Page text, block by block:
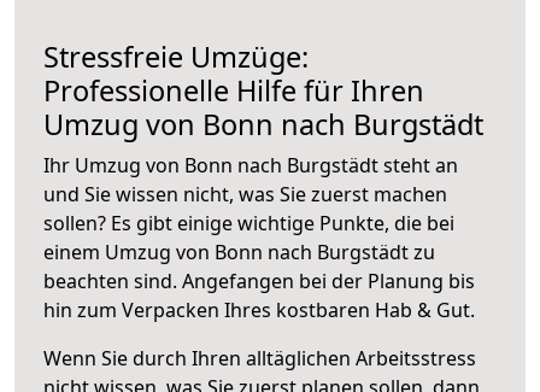
Stressfreie Umzüge:
Professionelle Hilfe für Ihren
Umzug von Bonn nach Burgstädt
Ihr Umzug von Bonn nach Burgstädt steht an
und Sie wissen nicht, was Sie zuerst machen
sollen? Es gibt einige wichtige Punkte, die bei
einem Umzug von Bonn nach Burgstädt zu
beachten sind. Angefangen bei der Planung bis
hin zum Verpacken Ihres kostbaren Hab & Gut.
Wenn Sie durch Ihren alltäglichen Arbeitsstress